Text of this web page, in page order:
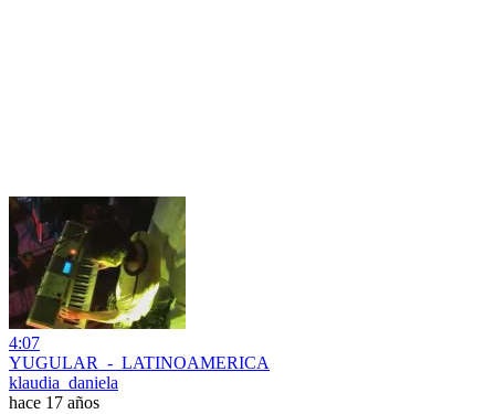
4:07
YUGULAR_-_LATINOAMERICA
klaudia_daniela
hace 17 años